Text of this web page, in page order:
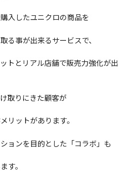
入したユニクロの商品を
る事が出来るサービスで、
トとリアル店舗で販売力強化が出
取りにきた顧客が
リットがあります。
ョンを目的とした「コラボ」も
す。